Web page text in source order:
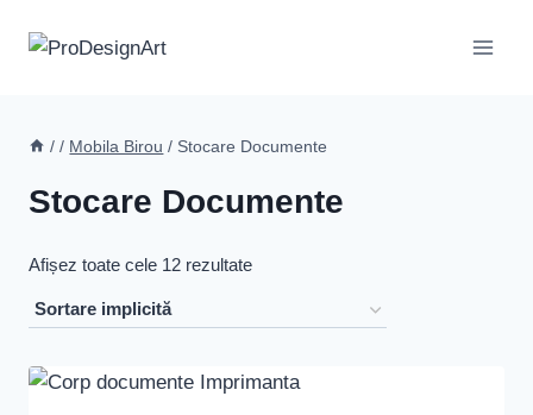
/ / Mobila Birou / Stocare Documente
Stocare Documente
Afișez toate cele 12 rezultate